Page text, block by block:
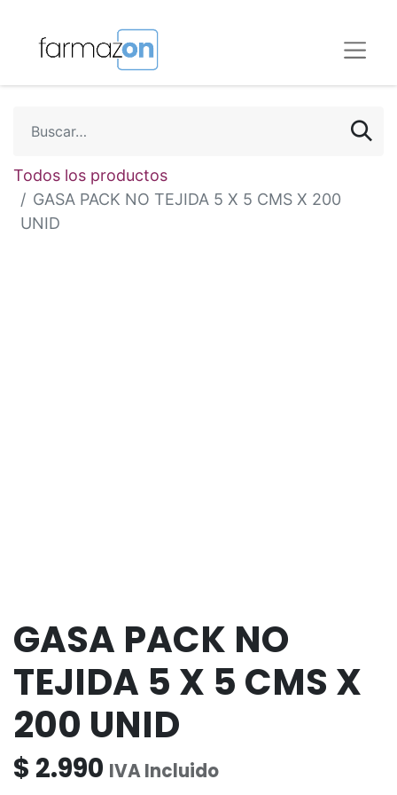
Todos los productos
GASA PACK NO TEJIDA 5 X 5 CMS X 200
UNID
GASA PACK NO
TEJIDA 5 X 5 CMS X
200 UNID
$ 2.990 IVA Incluido